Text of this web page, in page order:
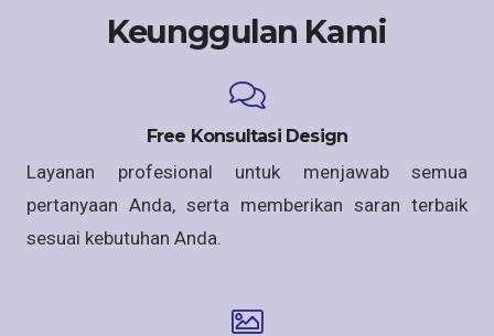
Keunggulan Kami
Free Konsultasi Design
Layanan profesional untuk menjawab semua
pertanyaan Anda, serta memberikan saran terbaik
sesuai kebutuhan Anda.